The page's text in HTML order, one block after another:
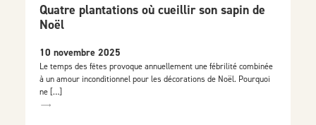
Quatre plantations où cueillir son sapin de
Noël
10 novembre 2025
Le temps des fêtes provoque annuellement une fébrilité combinée
à un amour inconditionnel pour les décorations de Noël. Pourquoi
ne […]